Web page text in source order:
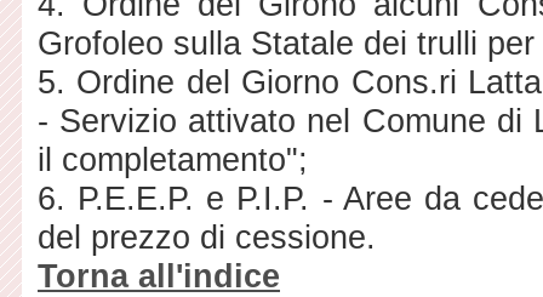
Grofoleo sulla Statale dei trulli
5. Ordine del Giorno Cons.ri
- Servizio attivato nel Comune di
il completamento";
6. P.E.E.P. e P.I.P. - Aree da
del prezzo di cessione.
Torna all'indice